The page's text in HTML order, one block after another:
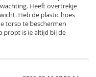
Heeft overtrekje
Heb de plastic hoes
torso te beschermen
propt is ie altijd bij de